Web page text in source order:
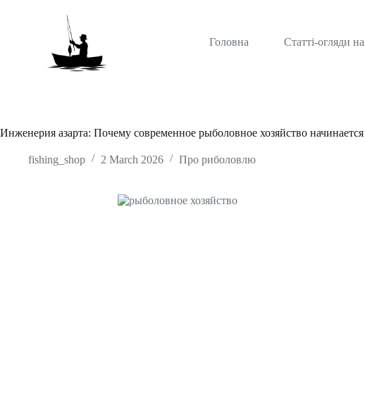
e
Головна Статті-огляди
Инженерия азарта: Почему современное рыболовное хозяйство начинается
fishing_shop 2 March 2026 Про риболовлю